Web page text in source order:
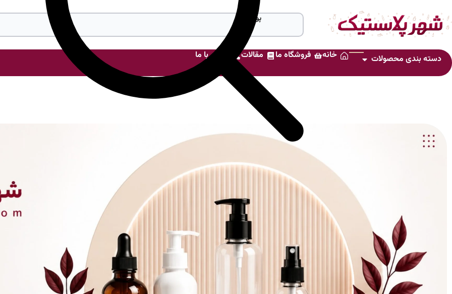
پالت
دسته بندی محصولات خانه فروشگاه ما مقالات تماس با ما